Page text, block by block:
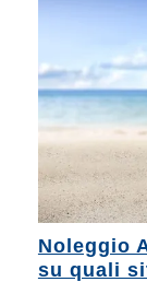
Noleggio
su quali